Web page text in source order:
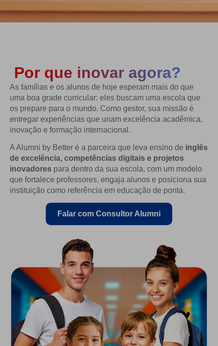
Por que inovar agora?
As famílias e os alunos de hoje esperam mais do que
uma boa grade curricular: eles buscam uma escola que
os prepare para o mundo. Como gestor, sua missão é
entregar experiências que unam excelência acadêmica,
inovação e formação internacional.
A Alumni by Better é a parceira que leva ensino de inglês
de excelência, competências digitais e projetos
inovadores para dentro da sua escola, com um modelo
que fortalece professores, engaja alunos e posiciona sua
instituição como referência em educação de ponta.
Falar com Consultor Alumni